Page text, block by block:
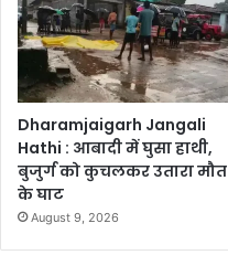
Dharamjaigarh Jangali
Hathi : आबादी में घुसा हाथी,
बुजुर्ग को कुचलकर उतारा मौत
के घाट
August 9, 2026